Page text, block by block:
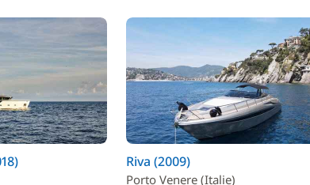
Riva (2009)
Porto Venere (Italie)